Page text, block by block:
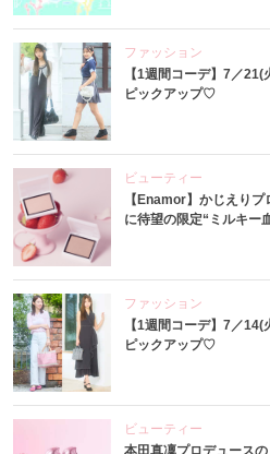
ファッション
【1週間コーデ】7／
ピックアップ♡
ビューティー
【Enamor】かじえり
に待望の限定“ミルキー
ファッション
【1週間コーデ】7／
ピックアップ♡
ビューティー
本田真凜プロデュース